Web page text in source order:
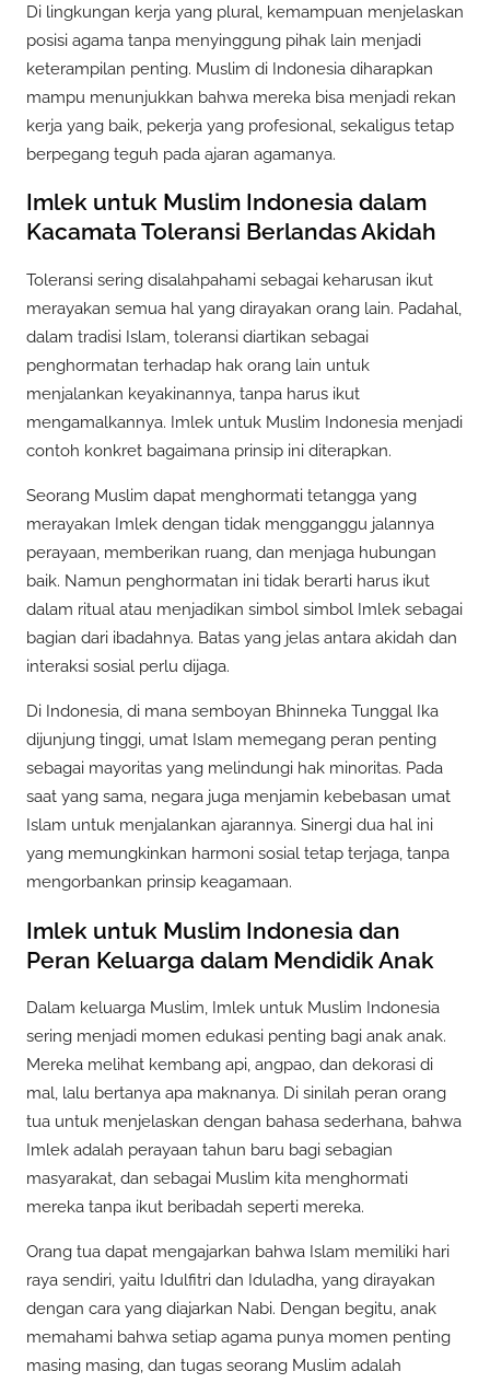
Di lingkungan kerja yang plural, kemampuan menjelaskan
posisi agama tanpa menyinggung pihak lain menjadi
keterampilan penting. Muslim di Indonesia diharapkan
mampu menunjukkan bahwa mereka bisa menjadi rekan
kerja yang baik, pekerja yang profesional, sekaligus tetap
berpegang teguh pada ajaran agamanya.
Imlek untuk Muslim Indonesia dalam
Kacamata Toleransi Berlandas Akidah
Toleransi sering disalahpahami sebagai keharusan ikut
merayakan semua hal yang dirayakan orang lain. Padahal,
dalam tradisi Islam, toleransi diartikan sebagai
penghormatan terhadap hak orang lain untuk
menjalankan keyakinannya, tanpa harus ikut
mengamalkannya. Imlek untuk Muslim Indonesia menjadi
contoh konkret bagaimana prinsip ini diterapkan.
Seorang Muslim dapat menghormati tetangga yang
merayakan Imlek dengan tidak mengganggu jalannya
perayaan, memberikan ruang, dan menjaga hubungan
baik. Namun penghormatan ini tidak berarti harus ikut
dalam ritual atau menjadikan simbol simbol Imlek sebagai
bagian dari ibadahnya. Batas yang jelas antara akidah dan
interaksi sosial perlu dijaga.
Di Indonesia, di mana semboyan Bhinneka Tunggal Ika
dijunjung tinggi, umat Islam memegang peran penting
sebagai mayoritas yang melindungi hak minoritas. Pada
saat yang sama, negara juga menjamin kebebasan umat
Islam untuk menjalankan ajarannya. Sinergi dua hal ini
yang memungkinkan harmoni sosial tetap terjaga, tanpa
mengorbankan prinsip keagamaan.
Imlek untuk Muslim Indonesia dan
Peran Keluarga dalam Mendidik Anak
Dalam keluarga Muslim, Imlek untuk Muslim Indonesia
sering menjadi momen edukasi penting bagi anak anak.
Mereka melihat kembang api, angpao, dan dekorasi di
mal, lalu bertanya apa maknanya. Di sinilah peran orang
tua untuk menjelaskan dengan bahasa sederhana, bahwa
Imlek adalah perayaan tahun baru bagi sebagian
masyarakat, dan sebagai Muslim kita menghormati
mereka tanpa ikut beribadah seperti mereka.
Orang tua dapat mengajarkan bahwa Islam memiliki hari
raya sendiri, yaitu Idulfitri dan Iduladha, yang dirayakan
dengan cara yang diajarkan Nabi. Dengan begitu, anak
memahami bahwa setiap agama punya momen penting
masing masing, dan tugas seorang Muslim adalah